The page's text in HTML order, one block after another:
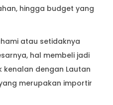
hingga budget yang
atau setidaknya
hal membeli jadi
kenalan dengan Lautan
merupakan importir